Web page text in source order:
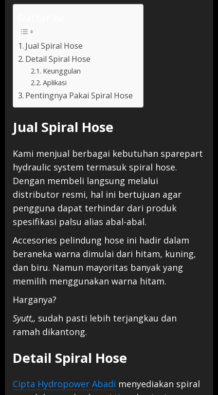
Jual Spiral Hose
Detail Spiral Hose
Keunggulan
Aplikasi
Pentingnya Pakai Spiral Hose
Jual Spiral Hose
Kami menjual berbagai kebutuhan sparepart
hydraulic system termasuk spiral hose.
Dengan membeli langsung melalui
distributor resmi, hal ini bertujuan agar
pengguna dapat terhindar dari produk
spesifikasi palsu alias abal-abal.
Accesories pelindung hose ini hadir dalam
beraneka warna dimulai dari hitam, kuning,
dan biru. Namun mayoritas banyak yang
memilih menggunakan warna hitam.
Harganya?
Syutt,, sudah pasti lebih terjangkau dan
ramah dikantong.
Detail Spiral Hose
Cipta Hydropower Abadi menyediakan spiral